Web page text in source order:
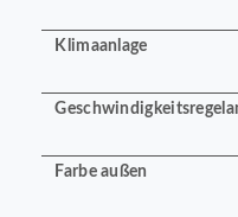
Klimaanlage
Farbe außen